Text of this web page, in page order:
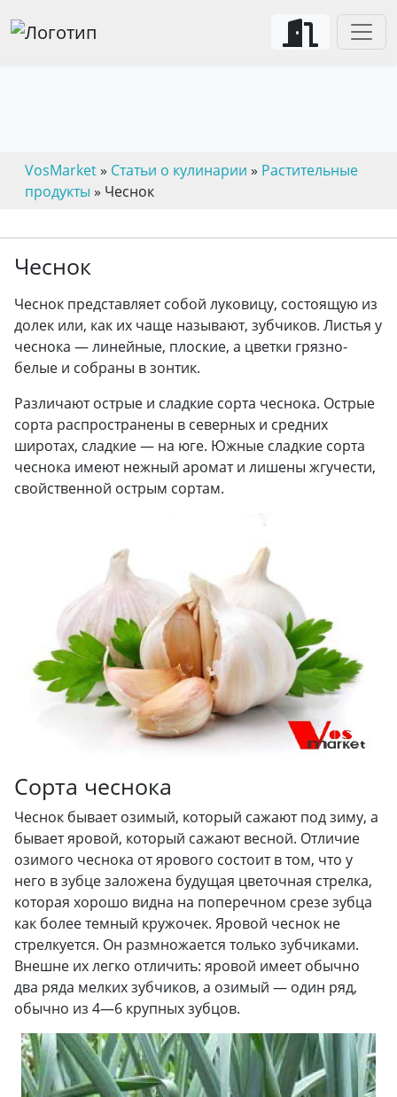
VosMarket» Статьи о кулинарии » Растительные
продукты » Чеснок
Чеснок
Чеснок представляет собой луковицу, состоящую из
долек или, как их чаще называют, зубчиков. Листья у
чеснока — линейные, плоские, а цветки грязно-
белые и собраны в зонтик.
Различают острые и сладкие сорта чеснока. Острые
сорта распространены в северных и средних
широтах, сладкие — на юге. Южные сладкие сорта
чеснока имеют нежный аромат и лишены жгучести,
свойственной острым сортам.
Сорта чеснока
Чеснок бывает озимый, который сажают под зиму, а
бывает яровой, который сажают весной. Отличие
озимого чеснока от ярового состоит в том, что у
него в зубце заложена будущая цветочная стрелка,
которая хорошо видна на поперечном срезе зубца
как более темный кружочек. Яровой чеснок не
стрелкуется. Он размножается только зубчиками.
Внешне их легко отличить: яровой имеет обычно
два ряда мелких зубчиков, а озимый — один ряд,
обычно из 4—6 крупных зубцов.